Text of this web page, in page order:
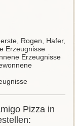
Rogen, Hafer,
Erzeugnisse
Erzeugnisse
Pizza in